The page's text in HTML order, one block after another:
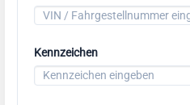
Kennzeichen